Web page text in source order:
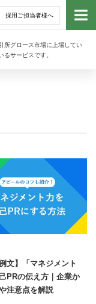
採用ご担当者様へ
所グロース市場に上場してい
サービスです。
トッ
経
文】「マネジメント
PRの伝え方｜企業か
注意点を解説